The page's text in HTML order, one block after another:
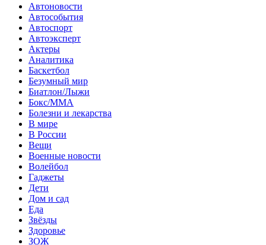
Автоновости
Автособытия
Автоспорт
Автоэксперт
Актеры
Аналитика
Баскетбол
Безумный мир
Биатлон/Лыжи
Бокс/MMA
Болезни и лекарства
В мире
В России
Вещи
Военные новости
Волейбол
Гаджеты
Дети
Дом и сад
Еда
Звёзды
Здоровье
ЗОЖ